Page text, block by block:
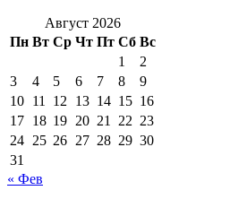
Август 2026
Пн Вт Ср Чт Пт Сб Вс
1
2
3
4 5 6 7 8
9
10 11 12 13 14 15 16
17 18 19 20 21 22 23
24 25 26 27 28 29 30
31
« Фев